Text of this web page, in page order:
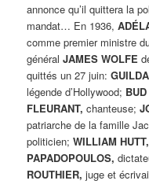
annonce qu’il quittera la
mandat… En 1936,
comme premier ministre
généralJAMES WOLFE
quittés un 27 juin:
légende d’Hollywood;
FLEURANT, chanteuse;
patriarche de la famille
politicien;WILLIAM HUTT,
PAPADOPOULOS,
ROUTHIER, juge et